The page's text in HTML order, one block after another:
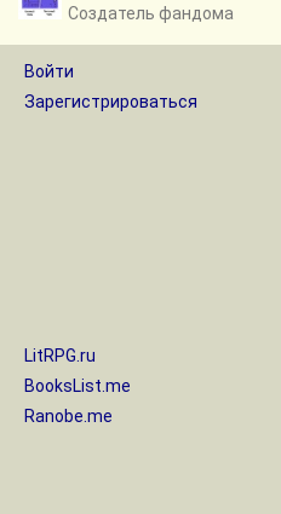
Создатель фандома
Войти
Зарегистрироваться
LitRPG.ru
BooksList.me
Ranobe.me